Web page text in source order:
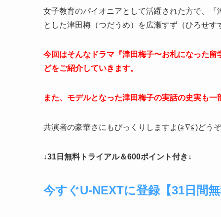
女子教育のパイオニアとして活躍された方で、
とした津田梅（つだうめ）を広瀬すず（ひろせす
今回はそんなドラマ『津田梅子〜お札になった
どをご紹介していきます。
また、モデルとなった津田梅子の実話の史実も一
共演者の豪華さにもびっくりしますよ(≧∇≦)どうぞ
↓31日無料トライアル＆600ポイント付き↓
今すぐU-NEXTに登録【31日間無